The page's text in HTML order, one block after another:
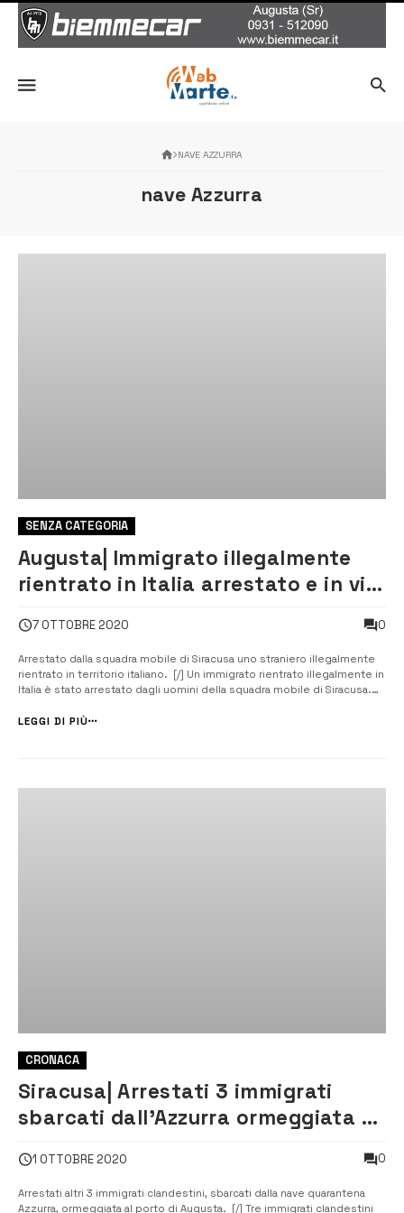
NAVE AZZURRA
nave Azzurra
SENZA CATEGORIA
Augusta| Immigrato illegalmente
rientrato in Italia arrestato e in via
7 OTTOBRE 2020 0
Arrestato dalla squadra mobile di Siracusa uno straniero illegalmente
rientrato in territorio italiano. [/] Un immigrato rientrato illegalmente in
Italia è stato arrestato dagli uomini della squadra mobile di Siracusa.
della nave “Azzurra”, ormeggiata nella rada del porto ...
LEGGI DI PIÙ
CRONACA
Siracusa| Arrestati 3 immigrati
sbarcati dall’Azzurra ormeggiata al
1 OTTOBRE 2020 0
Arrestati altri 3 immigrati clandestini, sbarcati dalla nave quarantena
Azzurra, ormeggiata al porto di Augusta. [/] Tre immigrati clandestini